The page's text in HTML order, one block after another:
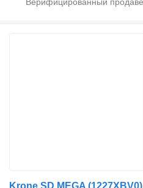
Krone SD MEGA (1227XBV0)